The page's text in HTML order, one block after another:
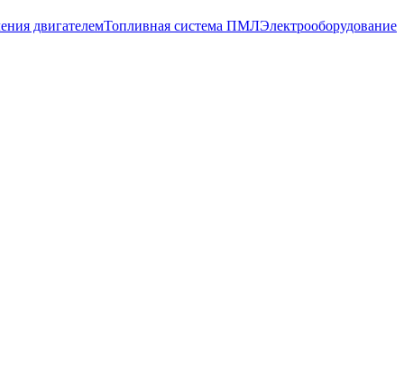
двигателемТопливная система ПМЛЭлектрооборудование